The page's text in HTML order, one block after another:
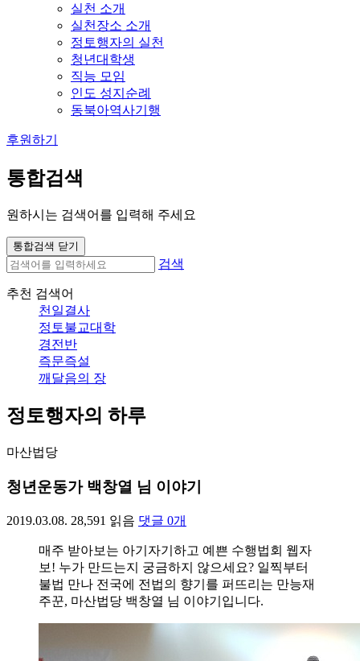
실천 소개
실천장소 소개
정토행자의 실천
청년대학생
직능 모임
인도 성지순례
동북아역사기행
후원하기
통합검색
원하시는 검색어를 입력해 주세요
통합검색 닫기
검색
추천 검색어
천일결사
정토불교대학
경전반
즉문즉설
깨달음의 장
정토행자의 하루
마산법당
청년운동가 백창열 님 이야기
2019.03.08. 28,591 읽음 댓글 0개
매주 받아보는 아기자기하고 예쁜 수행법회 웹자
보! 누가 만드는지 궁금하지 않으세요? 일찍부터
불법 만나 전국에 전법의 향기를 퍼뜨리는 만능재
주꾼, 마산법당 백창열 님 이야기입니다.